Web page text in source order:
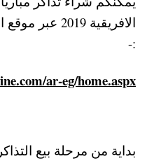
الافريقية
:-
ar-eg/home.aspx